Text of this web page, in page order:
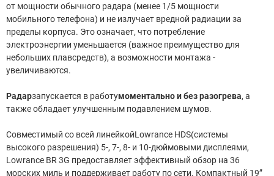
от мощности обычного радара (менее 1/5 мощности
мобильного телефона) и не излучает вредной радиации за
пределы корпуса. Это означает, что потребление
электроэнергии уменьшается (важное преимущество для
небольших плавсредств), а возможности монтажа -
увеличиваются.
Радарзапускается в работумоментально и без разогрева, а
также обладает улучшенным подавлением шумов.
Совместимый со всей линейкойLowrance HDS(системы
высокого разрешения) 5-, 7-, 8- и 10-дюймовыми дисплеями,
Lowrance BR 3G предоставляет эффективный обзор на 36
морских миль и поддерживает работу по сети. Компактный 19”